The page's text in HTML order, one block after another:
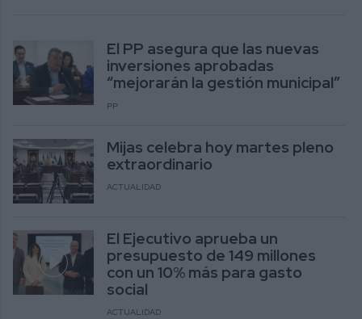
El PP asegura que las nuevas
inversiones aprobadas
“mejorarán la gestión municipal”
PP
Mijas celebra hoy martes pleno
extraordinario
ACTUALIDAD
El Ejecutivo aprueba un
presupuesto de 149 millones
con un 10% más para gasto
social
ACTUALIDAD